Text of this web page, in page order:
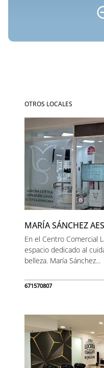
OTROS LOCALES
MARÍA SÁNCHEZ
En el Centro Comercial
espacio dedicado al
belleza. María Sánchez...
671570807